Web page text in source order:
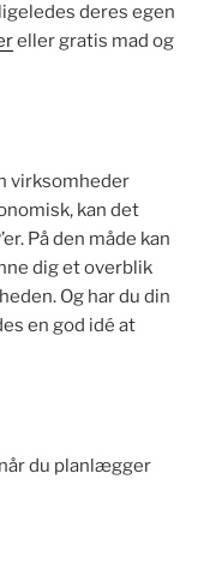
deres egen
eller gratis mad og
virksomheder
kan det
På den måde kan
dig et overblik
Og har du din
en god idé at
når du planlægger